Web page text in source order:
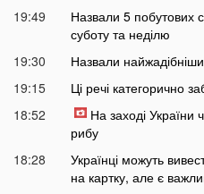
19:49
Назвали 5 побутових
суботу та неділю
19:30
Назвали
19:15
Ці речі категорично
18:52
На заході України
рибу
18:28
Українці можуть
на картку, але є